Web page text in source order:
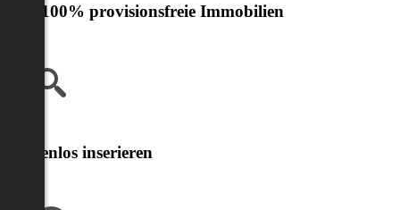
Nur 100% provisionsfreie Immobilien
Kostenlos inserieren